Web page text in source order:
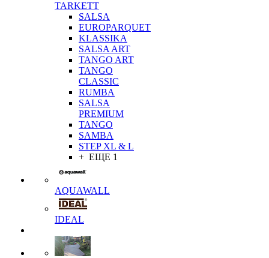
TARKETT
SALSA
EUROPARQUET
KLASSIKA
SALSA ART
TANGO ART
TANGO
CLASSIC
RUMBA
SALSA
PREMIUM
TANGO
SAMBA
STEP XL & L
+ ЕЩЕ 1
AQUAWALL
IDEAL